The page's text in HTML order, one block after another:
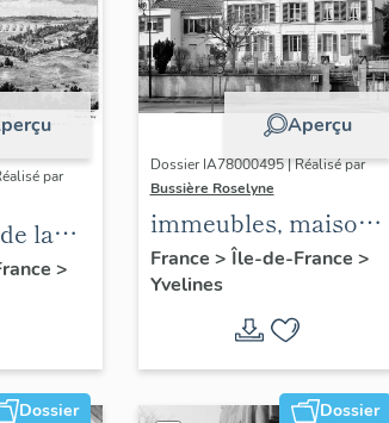
par
la
>
Aperçu
Dossier IA78000495 | Réalisé par
Bussière Roselyne
immeubles, maisons,
fermes
France > Île-de-France >
Yvelines
Dossier Dossier